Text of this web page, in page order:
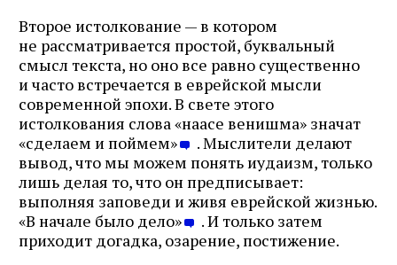
Второе истолкование — в котором
не рассматривается простой, буквальный
смысл текста, но оно все равно существенно
и часто встречается в еврейской мысли
современной эпохи. В свете этого
истолкования слова «наасе венишма» значат
«сделаем и поймем»
. Мыслители делают
вывод, что мы можем понять иудаизм, только
лишь делая то, что он предписывает:
выполняя заповеди и живя еврейской жизнью.
«В начале было дело»
. И только затем
приходит догадка, озарение, постижение.